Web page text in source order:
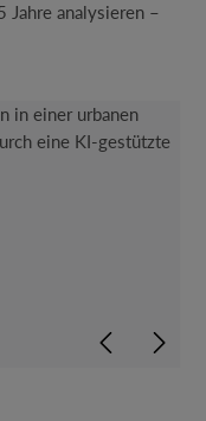
Jahre analysieren –